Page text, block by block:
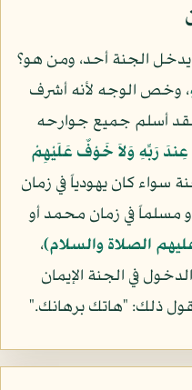
الجنة أحد، ومن هو؟
، وخص الوجه لأنه أشرف
أسلم جميع جوارحه
عِندَ رَبِّهِ وَلاَ خَوْفٌ عَلَيْهِمْ
سواء كان يهودياً في زمان
مسلماً في زمان محمد أو
الصلاة والسلام)،
في الجنة الإيمان
ذلك: "هاتك برهانك."